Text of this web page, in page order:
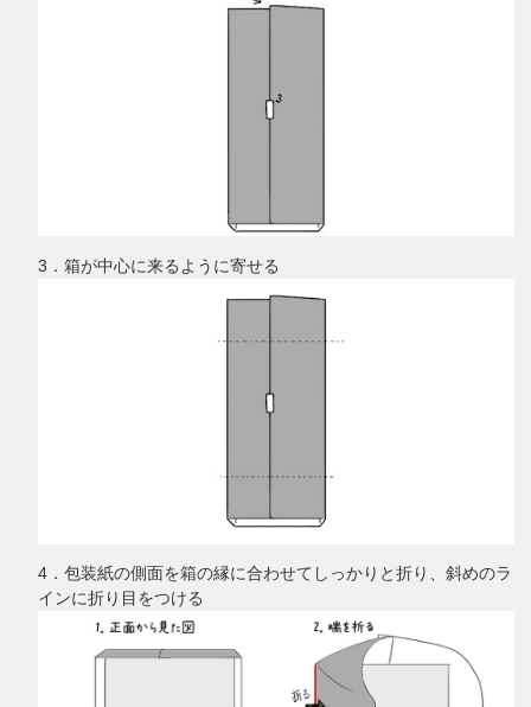
3．箱が中心に来るように寄せる
4．包装紙の側面を箱の縁に合わせてしっかりと折り、斜めのラ
インに折り目をつける